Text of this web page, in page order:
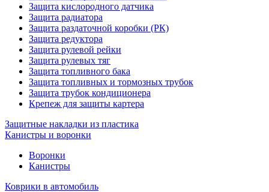
Защита кислородного датчика
Защита радиатора
Защита раздаточной коробки (РК)
Защита редуктора
Защита рулевой рейки
Защита рулевых тяг
Защита топливного бака
Защита топливных и тормозных трубок
Защита трубок кондиционера
Крепеж для защиты картера
Защитные накладки из пластика
Канистры и воронки
Воронки
Канистры
Коврики в автомобиль